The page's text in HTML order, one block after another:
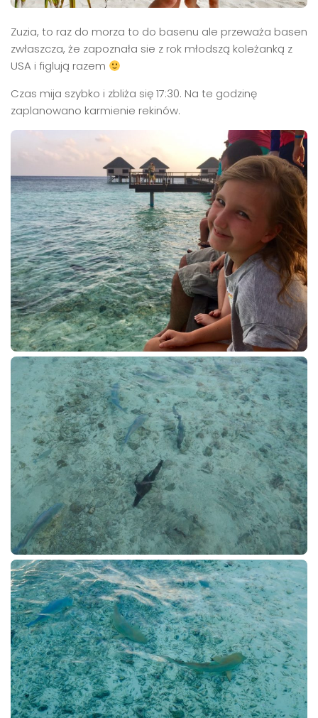
Zuzia, to raz do morza to do basenu ale przeważa basen
zwłaszcza, że zapoznała sie z rok młodszą koleżanką z
USA i figlują razem
Czas mija szybko i zbliża się 17:30. Na te godzinę
zaplanowano karmienie rekinów.